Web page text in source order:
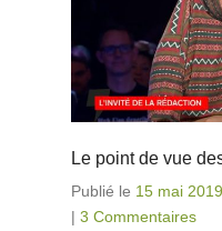
Le point de vue
Publié le 15 mai 2019
| 3 Commentaires